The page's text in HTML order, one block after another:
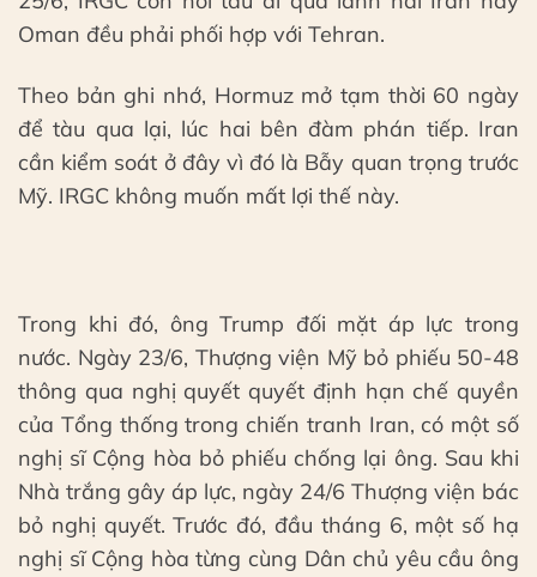
Oman đều phải phối hợp với Tehran.
Theo bản ghi nhớ, Hormuz mở tạm thời 60 ngày
để tàu qua lại, lúc hai bên đàm phán tiếp. Iran
cần kiểm soát ở đây vì đó là Bẫy quan trọng trước
Mỹ. IRGC không muốn mất lợi thế này.
Trong khi đó, ông Trump đối mặt áp lực trong
nước. Ngày 23/6, Thượng viện Mỹ bỏ phiếu 50-48
thông qua nghị quyết quyết định hạn chế quyền
của Tổng thống trong chiến tranh Iran, có một số
nghị sĩ Cộng hòa bỏ phiếu chống lại ông. Sau khi
Nhà trắng gây áp lực, ngày 24/6 Thượng viện bác
bỏ nghị quyết. Trước đó, đầu tháng 6, một số hạ
nghị sĩ Cộng hòa từng cùng Dân chủ yêu cầu ông